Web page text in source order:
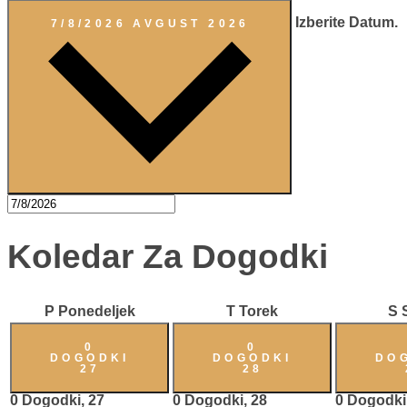
7/8/2026AVGUST 2026 Izberite Datum.
Koledar Za Dogodki
P Ponedeljek T Torek S
0
DOGODKI
27
0 Dogodki, 27
0
DOGODKI
28
0 Dogodki, 28 0